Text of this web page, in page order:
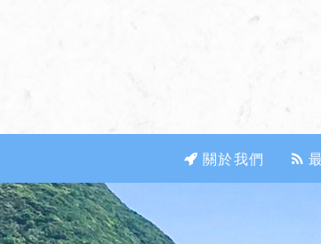
關於我們